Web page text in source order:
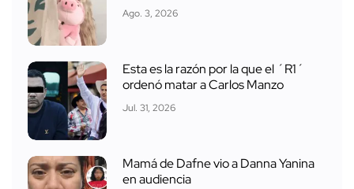
Ago. 3, 2026
Esta es la razón por la que el ´R1´
ordenó matar a Carlos Manzo
Jul. 31, 2026
Mamá de Dafne vio a Danna Yanina
en audiencia